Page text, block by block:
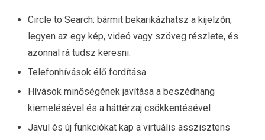
Circle to Search: bármit bekarikázhatsz a kijelzőn,
legyen az egy kép, videó vagy szöveg részlete, és
azonnal rá tudsz keresni.
Telefonhívások élő fordítása
Hívások minőségének javítása a beszédhang
kiemelésével és a háttérzaj csökkentésével
Javul és új funkciókat kap a virtuális asszisztens